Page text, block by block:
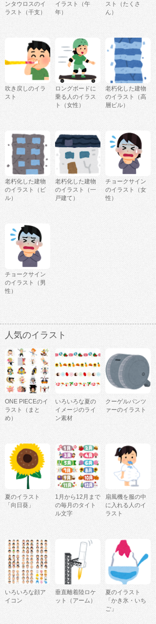
ンタウロスのイ
ラスト（干支）
イラスト（午
年）
スト（たくさ
ん）
吹き戻しのイラ
スト
ロングボードに
乗る人のイラス
ト（女性）
老朽化した建物
のイラスト（高
層ビル）
老朽化した建物
のイラスト（ビ
ル）
老朽化した建物
のイラスト（一
戸建て）
チョークサイン
のイラスト（女
性）
チョークサイン
のイラスト（男
性）
人気のイラスト
ONE PIECEのイ
ラスト（まと
め）
いろいろな夏の
イメージのライ
ン素材
クーゲルパンツ
ァーのイラスト
夏のイラスト
「向日葵」
1月から12月まで
の毎月のタイト
ル文字
扇風機を服の中
に入れる人のイ
ラスト
いろいろな顔ア
イコン
垂直離着陸ロケ
ット（アーム）
夏のイラスト
「かき氷・いち
ご」